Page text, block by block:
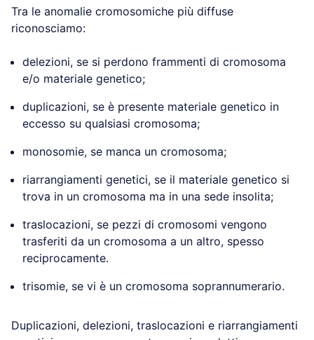
Tra le anomalie cromosomiche più diffuse
riconosciamo:
delezioni, se si perdono frammenti di cromosoma
e/o materiale genetico;
duplicazioni, se è presente materiale genetico in
eccesso su qualsiasi cromosoma;
monosomie, se manca un cromosoma;
riarrangiamenti genetici, se il materiale genetico si
trova in un cromosoma ma in una sede insolita;
traslocazioni, se pezzi di cromosomi vengono
trasferiti da un cromosoma a un altro, spesso
reciprocamente.
trisomie, se vi è un cromosoma soprannumerario.
Duplicazioni, delezioni, traslocazioni e riarrangiamenti